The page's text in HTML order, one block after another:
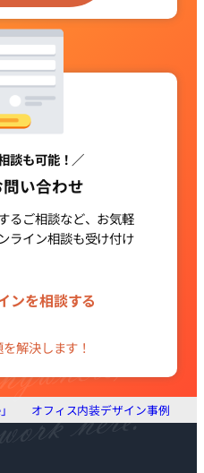
談も可能！／
い合わせ
るご相談など、お気軽
ライン相談も受け付け
ンを相談する
解決します！
オフィス内装デザイン事例